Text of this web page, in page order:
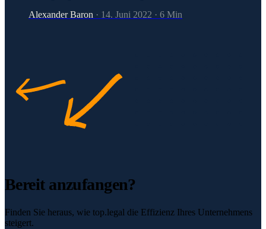
Alexander Baron · 14. Juni 2022 · 6 Min
Bereit anzufangen?
Finden Sie heraus, wie top.legal die Effizienz Ihres Unternehmens
steigert.